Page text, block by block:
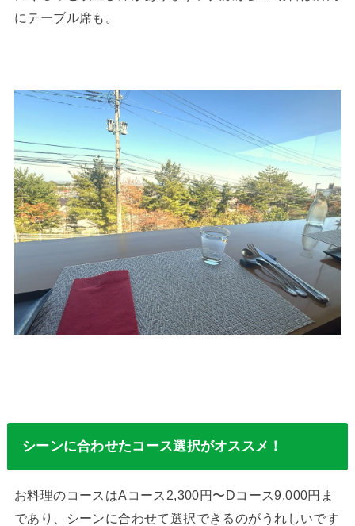
にテーブル席も。
シーンに合わせたコース選択がオススメ！
お料理のコースはAコース2,300円〜Dコース9,000円ま
であり、シーンに合わせて選択できるのがうれしいです